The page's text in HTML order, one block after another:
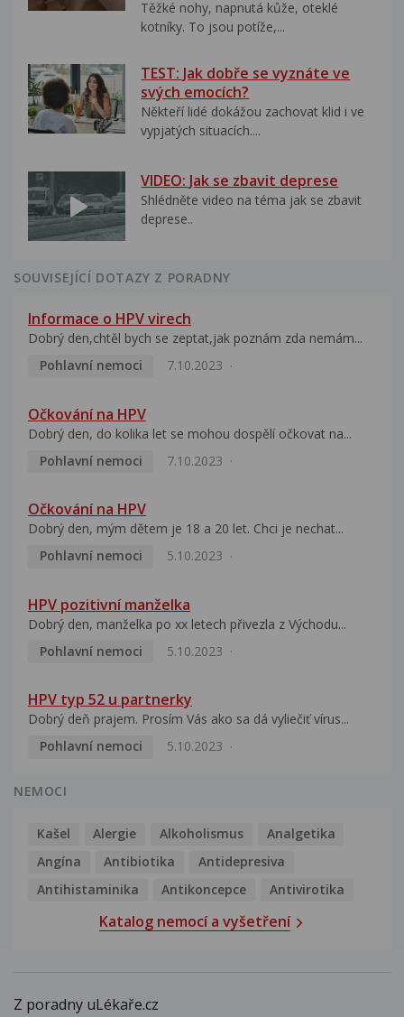
Těžké nohy, napnutá kůže, oteklé
kotníky. To jsou potíže,...
TEST: Jak dobře se vyznáte ve
svých emocích?
Někteří lidé dokážou zachovat klid i ve
vypjatých situacích....
VIDEO: Jak se zbavit deprese
Shlédněte video na téma jak se zbavit
deprese..
SOUVISEJÍCÍ DOTAZY Z PORADNY
Informace o HPV virech
Dobrý den,chtěl bych se zeptat,jak poznám zda nemám...
Pohlavní nemoci
7.10.2023
Očkování na HPV
Dobrý den, do kolika let se mohou dospělí očkovat na...
Pohlavní nemoci
7.10.2023
Očkování na HPV
Dobrý den, mým dětem je 18 a 20 let. Chci je nechat...
Pohlavní nemoci
5.10.2023
HPV pozitivní manželka
Dobrý den, manželka po xx letech přivezla z Východu...
Pohlavní nemoci
5.10.2023
HPV typ 52 u partnerky
Dobrý deň prajem. Prosím Vás ako sa dá vyliečiť vírus...
Pohlavní nemoci
5.10.2023
NEMOCI
Kašel Alergie Alkoholismus
Analgetika
Angína
Antibiotika
Antidepresiva
Antihistaminika
Antikoncepce Antivirotika
Katalog nemocí a vyšetření
Z poradny uLékaře.cz